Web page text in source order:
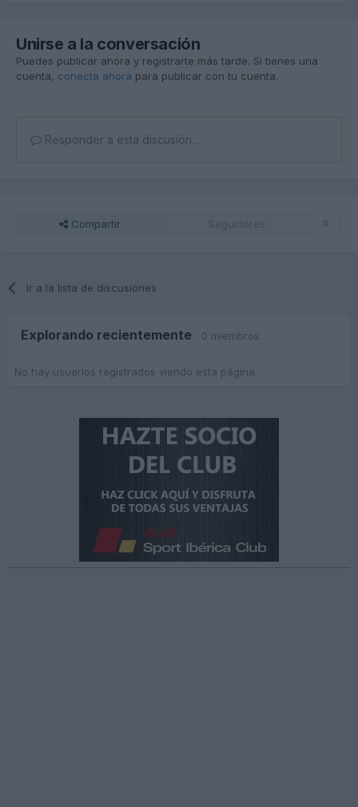
Unirse a la conversación
Puedes publicar ahora y registrarte más tarde. Si tienes una
cuenta, conecta ahora para publicar con tu cuenta.
Responder a esta discusión...
Compartir Seguidores 0
Ir a la lista de discusiones
Explorando recientemente 0 miembros
No hay usuarios registrados viendo esta página.